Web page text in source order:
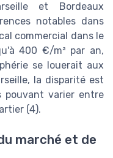
et Bordeaux
notables dans
commercial dans le
400 €/m² par an,
se louerait aux
la disparité est
pouvant varier entre
(4).
marché et de